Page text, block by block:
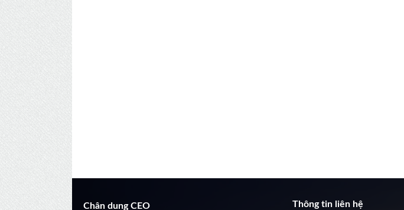
Chân dung CEO Thông tin liên hệ